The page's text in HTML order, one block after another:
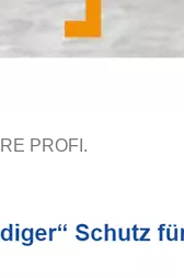
PROFI.